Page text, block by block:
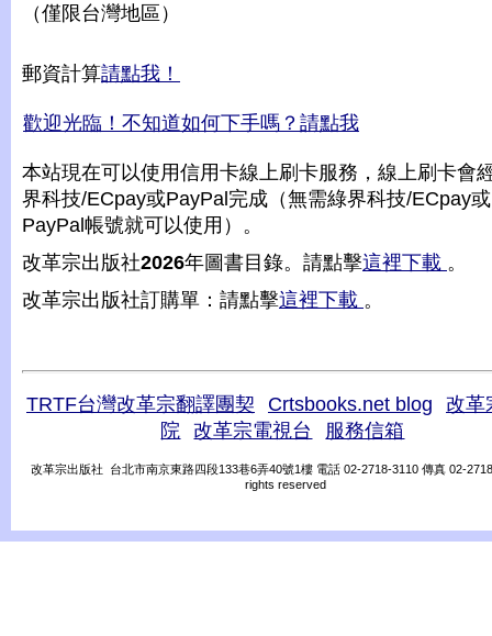
（僅限台灣地區）
郵資計算請點我！
歡迎光臨！不知道如何下手嗎？請點我
本站現在可以使用信用卡線上刷卡服務，線上刷卡會
界科技/ECpay或PayPal完成（無需綠界科技/ECpay或
PayPal帳號就可以使用）。
改革宗出版社2026年圖書目錄。請點擊這裡下載 。
改革宗出版社訂購單：請點擊這裡下載 。
TRTF台灣改革宗翻譯團契 Crtsbooks.net blog
改革
院
改革宗電視台 服務信箱
改革宗出版社 台北市南京東路四段133巷6弄40號1樓 電話 02-2718-3110 傳真 02-
rights reserved